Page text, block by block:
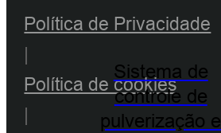
Sistema de
controle de
pulverização e
Política de Privacidade
Política de cookies